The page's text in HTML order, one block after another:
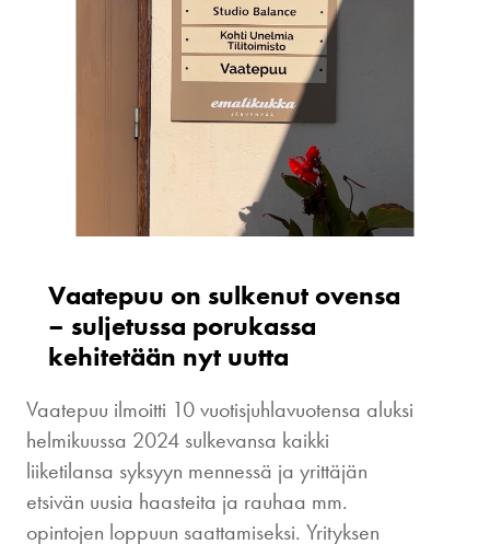
Vaatepuu on sulkenut ovensa
– suljetussa porukassa
kehitetään nyt uutta
Vaatepuu ilmoitti 10 vuotisjuhlavuotensa aluksi
helmikuussa 2024 sulkevansa kaikki
liiketilansa syksyyn mennessä ja yrittäjän
etsivän uusia haasteita ja rauhaa mm.
opintojen loppuun saattamiseksi. Yrityksen